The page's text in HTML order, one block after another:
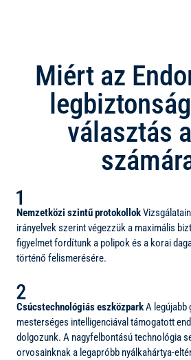
Miért az
választás
Nemzetközi szintű protokollok
irányelvek szerint végezzük a maximális
figyelmet fordítunk a polipok és a korai
történő felismerésére.
Csúcstechnológiás eszközparkA legújabb
mesterséges intelligenciával támogatott
dolgozunk. A nagyfelbontású technológia
orvosainknak a legapróbb nyálkahártya-